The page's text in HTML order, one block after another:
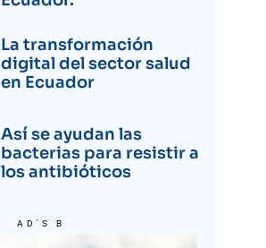
La transformación
digital del sector salud
en Ecuador
Así se ayudan las
bacterias para resistir a
los antibióticos
AD'S B